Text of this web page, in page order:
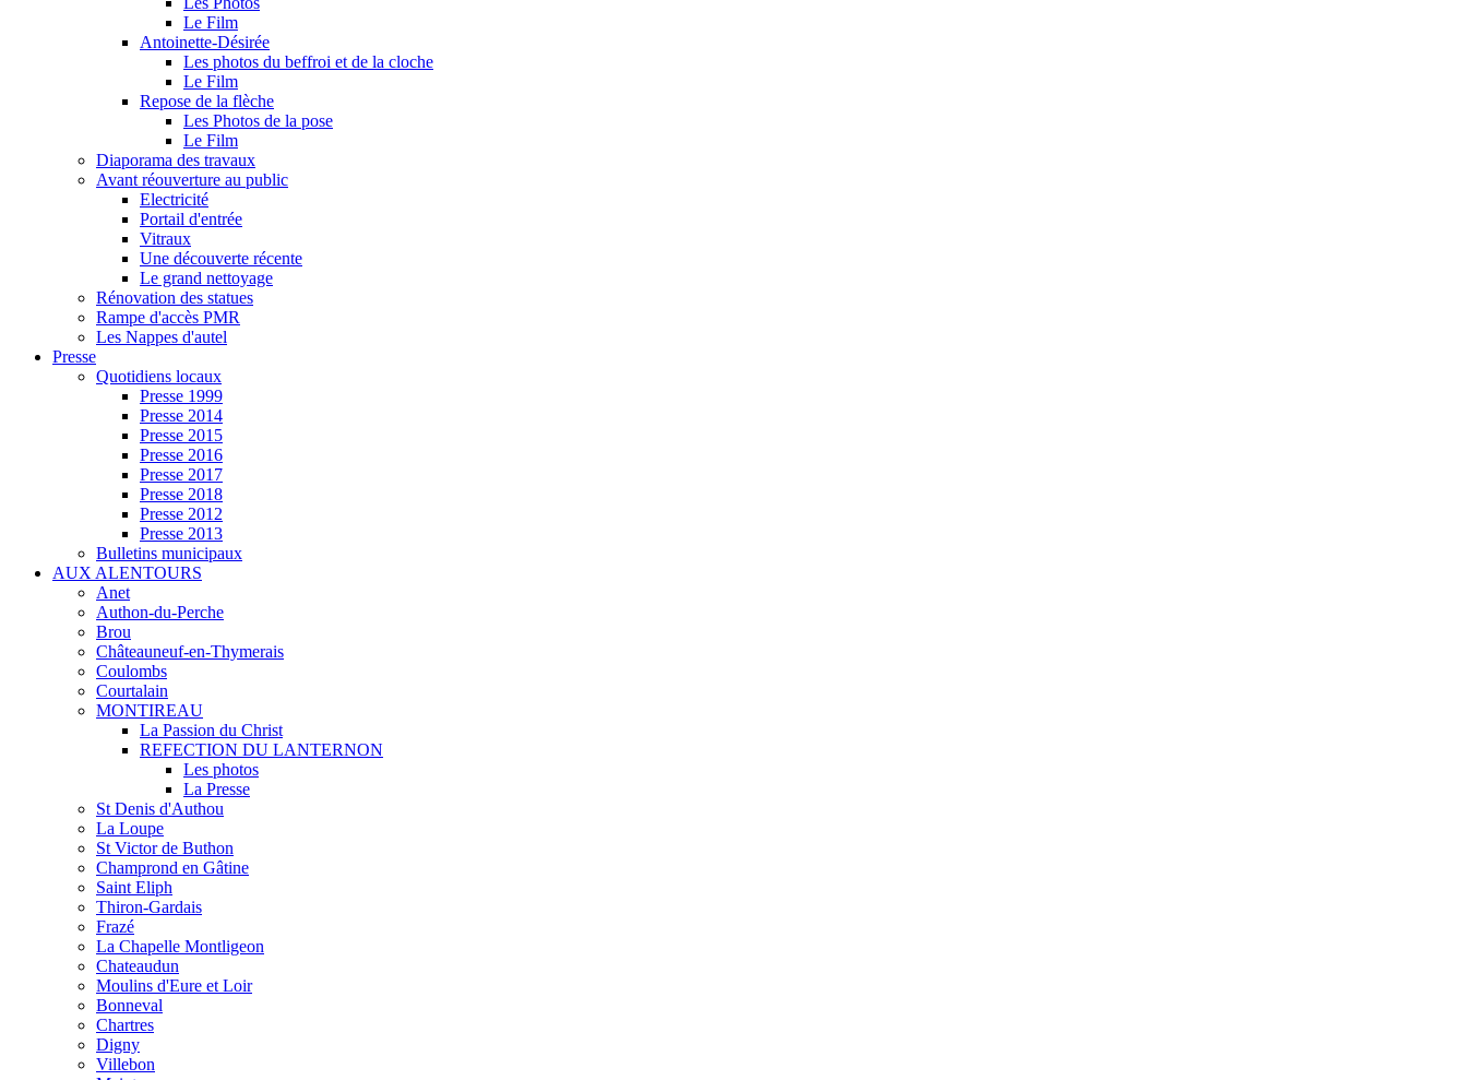
Le Film
Antoinette-Désirée
Les photos du beffroi et de la cloche
Le Film
Repose de la flèche
Les Photos de la pose
Le Film
Diaporama des travaux
Avant réouverture au public
Electricité
Portail d'entrée
Vitraux
Une découverte récente
Le grand nettoyage
Rénovation des statues
Rampe d'accès PMR
Les Nappes d'autel
Presse
Quotidiens locaux
Presse 1999
Presse 2014
Presse 2015
Presse 2016
Presse 2017
Presse 2018
Presse 2012
Presse 2013
Bulletins municipaux
AUX ALENTOURS
Anet
Authon-du-Perche
Brou
Châteauneuf-en-Thymerais
Coulombs
Courtalain
MONTIREAU
La Passion du Christ
REFECTION DU LANTERNON
Les photos
La Presse
St Denis d'Authou
La Loupe
St Victor de Buthon
Champrond en Gâtine
Saint Eliph
Thiron-Gardais
Frazé
La Chapelle Montligeon
Chateaudun
Moulins d'Eure et Loir
Bonneval
Chartres
Digny
Villebon